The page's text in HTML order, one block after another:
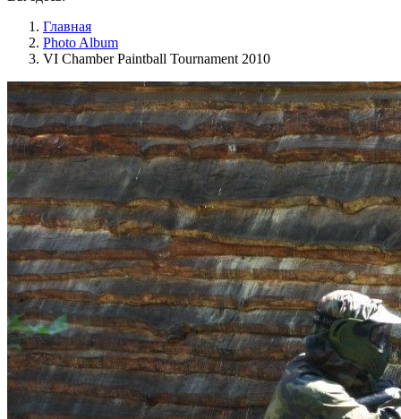
Главная
Photo Album
VI Chamber Paintball Tournament 2010